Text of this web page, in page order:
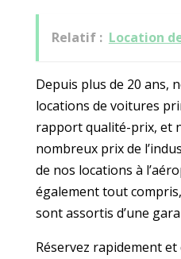
Relatif : Location
Depuis plus de 20 ans,
locations de voitures
rapport qualité-prix, et
nombreux prix de
de nos locations à
également tout
sont assortis d’une
Réservez rapidement